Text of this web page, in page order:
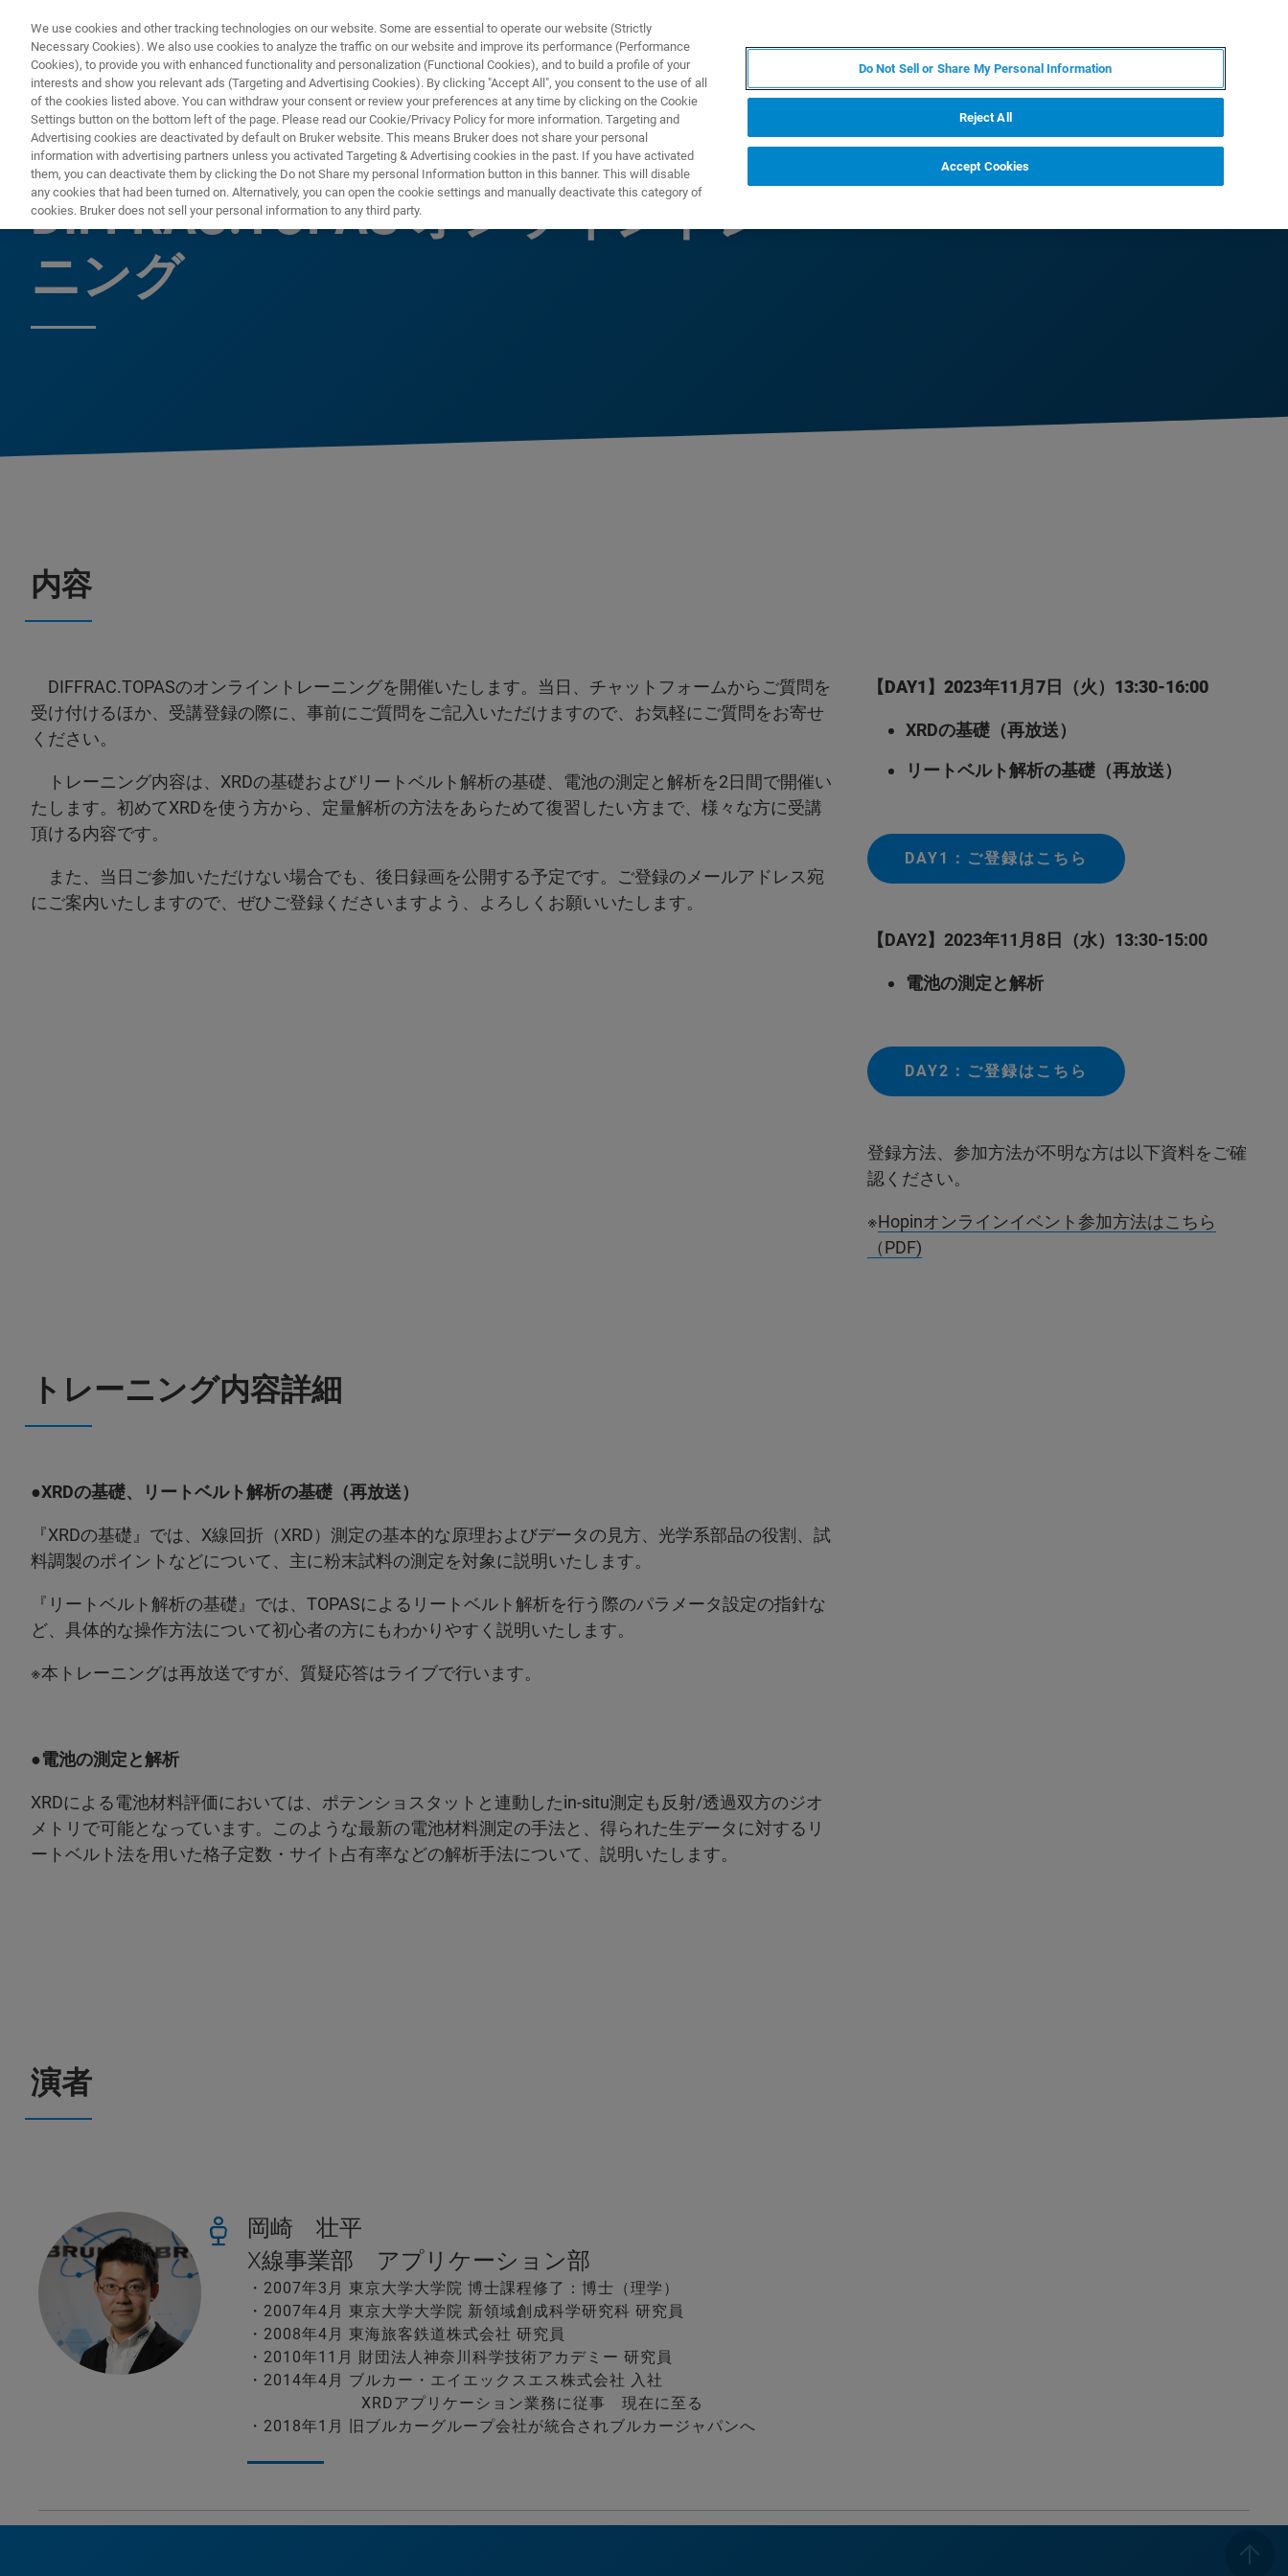
PRODUKTY I ROZWIĄZANIA APLIKACJE
DIFFRAC.TOPAS ONLINE TRAINING 2023 JAPAN
DIFFRAC.TOPAS オンライントレー
ニング
内容
DIFFRAC.TOPASのオンライントレーニングを開催いたします。当日、チャットフォームからご質問を
受け付けるほか、受講登録の際に、事前にご質問をご記入いただけますので、お気軽にご質問をお寄せ
ください。
トレーニング内容は、XRDの基礎およびリートベルト解析の基礎、電池の測定と解析を2日間で開催い
たします。初めてXRDを使う方から、定量解析の方法をあらためて復習したい方まで、様々な方に受講
頂ける内容です。
また、当日ご参加いただけない場合でも、後日録画を公開する予定です。ご登録のメールアドレス宛
にご案内いたしますので、ぜひご登録くださいますよう、よろしくお願いいたします。
【DAY1】2023年11月7日（火）13:30-16:00
XRDの基礎（再放送）
リートベルト解析の基礎（再放送）
DAY1：ご登録はこちら
【DAY2】2023年11月8日（水）13:30-15:00
電池の測定と解析
DAY2：ご登録はこちら
登録方法、参加方法が不明な方は以下資料をご確
認ください。
※Hopinオンラインイベント参加方法はこちら
（PDF)
トレーニング内容詳細
●XRDの基礎、リートベルト解析の基礎（再放送）
『XRDの基礎』では、X線回折（XRD）測定の基本的な原理およびデータの見方、光学系部品の役割、試
料調製のポイントなどについて、主に粉末試料の測定を対象に説明いたします。
『リートベルト解析の基礎』では、TOPASによるリートベルト解析を行う際のパラメータ設定の指針な
ど、具体的な操作方法について初心者の方にもわかりやすく説明いたします。
※本トレーニングは再放送ですが、質疑応答はライブで行います。
●電池の測定と解析
XRDによる電池材料評価においては、ポテンショスタットと連動したin-situ測定も反射/透過双方のジオ
メトリで可能となっています。このような最新の電池材料測定の手法と、得られた生データに対するリ
ートベルト法を用いた格子定数・サイト占有率などの解析手法について、説明いたします。
演者
岡崎 壮平
X線事業部 アプリケーション部
・2007年3月 東京大学大学院 博士課程修了：博士（理学）
・2007年4月 東京大学大学院 新領域創成科学研究科 研究員
・2008年4月 東海旅客鉄道株式会社 研究員
・2010年11月 財団法人神奈川科学技術アカデミー 研究員
・2014年4月 ブルカー・エイエックスエス株式会社 入社
XRDアプリケーション業務に従事 現在に至る
・2018年1月 旧ブルカーグループ会社が統合されブルカージャパンへ
We use cookies and other tracking technologies on our website. Some are essential to operate our website (Strictly
Necessary Cookies). We also use cookies to analyze the traffic on our website and improve its performance (Performance
Cookies), to provide you with enhanced functionality and personalization (Functional Cookies), and to build a profile of your
interests and show you relevant ads (Targeting and Advertising Cookies). By clicking "Accept All", you consent to the use of all
of the cookies listed above. You can withdraw your consent or review your preferences at any time by clicking on the Cookie
Settings button on the bottom left of the page. Please read our Cookie/Privacy Policy for more information. Targeting and
Advertising cookies are deactivated by default on Bruker website. This means Bruker does not share your personal
information with advertising partners unless you activated Targeting & Advertising cookies in the past. If you have activated
them, you can deactivate them by clicking the Do not Share my personal Information button in this banner. This will disable
any cookies that had been turned on. Alternatively, you can open the cookie settings and manually deactivate this category of
cookies. Bruker does not sell your personal information to any third party.
Do Not Sell or Share My Personal Information
Reject All
Accept Cookies